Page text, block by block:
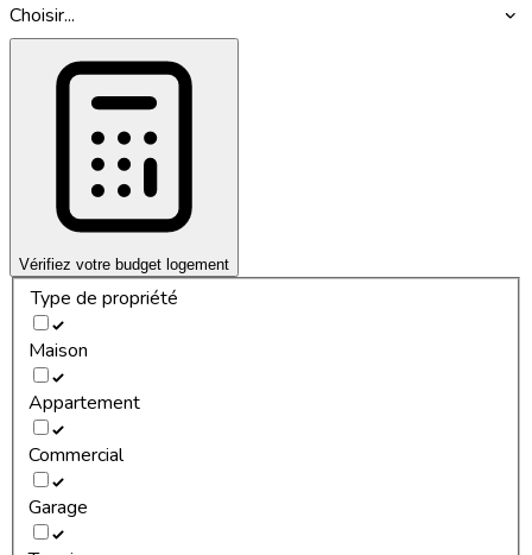
Choisir...
Vérifiez votre budget logement
Type de propriété
Maison
Appartement
Commercial
Garage